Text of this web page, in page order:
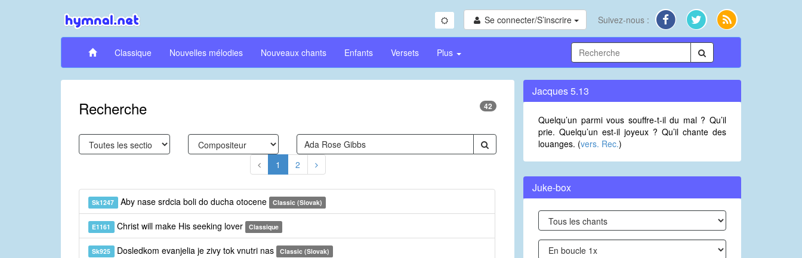
Se connecter/S’inscrire Suivez-nous :
Classique Nouvelles mélodies Nouveaux chants Enfants Versets Plus
Recherche 42
1 2
Sk1247 Aby nase srdcia boli do ducha otocene Classic (Slovak)
E1161 Christ will make His seeking lover Classique
Sk925 Dosledkom evanjelia je zivy tok vnutri nas Classic (Slovak)
Jacques 5.13
Quelqu’un parmi vous souffre-t-il du mal ? Qu’il
prie. Quelqu’un est-il joyeux ? Qu’il chante des
louanges. (vers. Rec.)
Juke-box